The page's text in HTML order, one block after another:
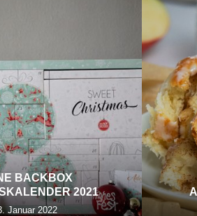
BACKBOX
2021
Januar 2022